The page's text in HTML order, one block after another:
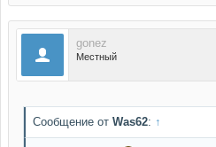
gonez
Местный
Сообщение от Was62: ↑